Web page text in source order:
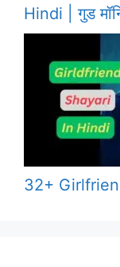
Hindi | गुड
32+